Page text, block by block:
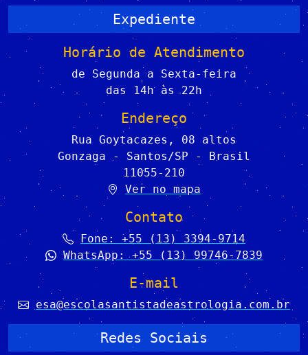
Expediente
Horário de Atendimento
de Segunda a Sexta-feira
das 14h às 22h
Endereço
Rua Goytacazes, 08 altos
Gonzaga - Santos/SP - Brasil
11055-210
Ver no mapa
Contato
Fone: +55 (13) 3394-9714
WhatsApp: +55 (13) 99746-7839
E-mail
esa@escolasantistadeastrologia.com.br
Redes Sociais